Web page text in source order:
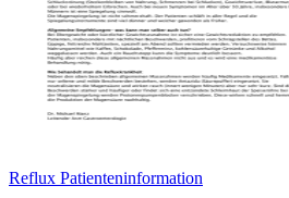
Reflux Patienteninformation